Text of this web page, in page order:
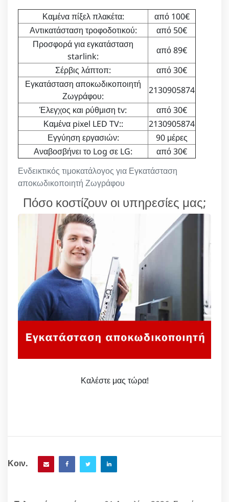
Ενδεικτικός τιμοκατάλογος για Εγκατάσταση
αποκωδικοποιητή Ζωγράφου
Καμένα πίξελ πλακέτα:
από 100€
Αντικατάσταση τροφοδοτικού:
από 50€
Προσφορά για εγκατάσταση
starlink:
από 89€
Σέρβις λάπτοπ:
από 30€
Εγκατάσταση αποκωδικοποιητή
Ζωγράφου:
2130905874
Έλεγχος και ρύθμιση tv:
από 30€
Καμένα pixel LED TV::
2130905874
Εγγύηση εργασιών:
90 μέρες
Αναβοσβήνει το Log σε LG:
από 30€
Πόσο κοστίζουν οι υπηρεσίες μας;
Καλέστε μας τώρα!
Κοιν.